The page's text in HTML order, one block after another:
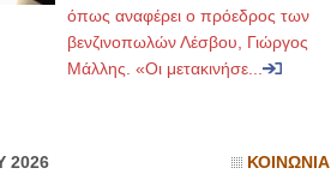
όπως αναφέρει ο πρόεδρος των
βενζινοπωλών Λέσβου, Γιώργος
Μάλλης. «Οι μετακινήσε...
2026 ΚΟΙΝΩΝΙΑ